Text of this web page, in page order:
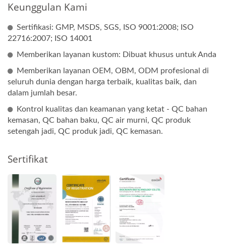
Keunggulan Kami
Sertifikasi: GMP, MSDS, SGS, ISO 9001:2008; ISO
22716:2007; ISO 14001
Memberikan layanan kustom: Dibuat khusus untuk Anda
Memberikan layanan OEM, OBM, ODM profesional di
seluruh dunia dengan harga terbaik, kualitas baik, dan
dalam jumlah besar.
Kontrol kualitas dan keamanan yang ketat - QC bahan
kemasan, QC bahan baku, QC air murni, QC produk
setengah jadi, QC produk jadi, QC kemasan.
Sertifikat